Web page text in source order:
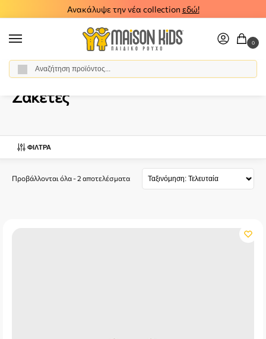
Ανακάλυψε την νέα collection εδώ!
0
Αρχική σελίδα / Κορίτσι
Ζακέτες
ΦΊΛΤΡΑ
Προβάλλονται όλα - 2 αποτελέσματα